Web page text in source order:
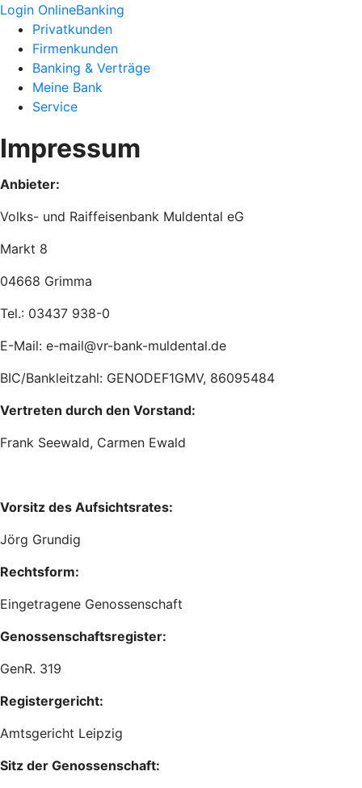
Login OnlineBanking
Privatkunden
Firmenkunden
Banking & Verträge
Meine Bank
Service
Impressum
Anbieter:
Volks- und Raiffeisenbank Muldental eG
Markt 8
04668 Grimma
Tel.: 03437 938-0
E-Mail: e-mail@vr-bank-muldental.de
BIC/Bankleitzahl: GENODEF1GMV, 86095484
Vertreten durch den Vorstand:
Frank Seewald, Carmen Ewald
Vorsitz des Aufsichtsrates:
Jörg Grundig
Rechtsform:
Eingetragene Genossenschaft
Genossenschaftsregister:
GenR. 319
Registergericht:
Amtsgericht Leipzig
Sitz der Genossenschaft: